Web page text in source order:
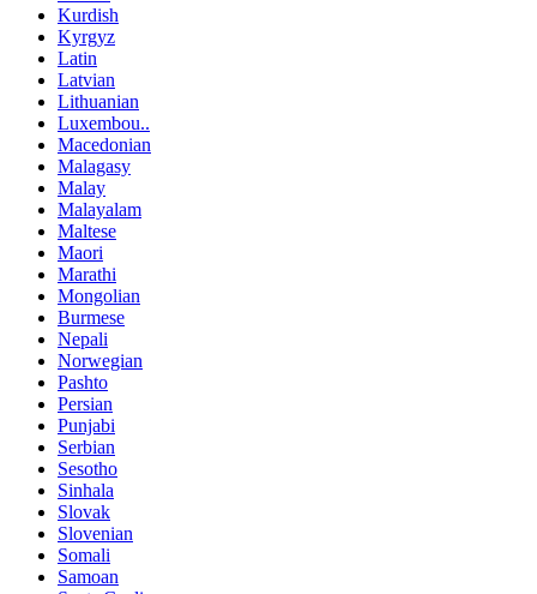
Kurdish
Kyrgyz
Latin
Latvian
Lithuanian
Luxembou..
Macedonian
Malagasy
Malay
Malayalam
Maltese
Maori
Marathi
Mongolian
Burmese
Nepali
Norwegian
Pashto
Persian
Punjabi
Serbian
Sesotho
Sinhala
Slovak
Slovenian
Somali
Samoan